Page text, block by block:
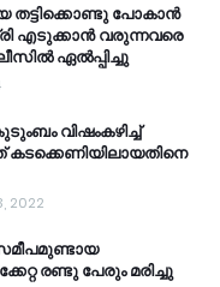
തട്ടിക്കൊണ്ടു പോകാൻ
എടുക്കാൻ വരുന്നവരെ
ഏൽപ്പിച്ചു
വിഷംകഴിച്ച്‌
2022
രണ്ടു പേരും മരിച്ചു